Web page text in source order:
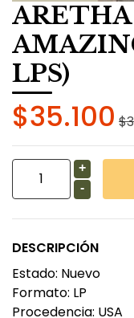
LPS)
$35.100
+
-
DESCRIPCIÓN
Estado: Nuevo
Formato: LP
Procedencia: USA